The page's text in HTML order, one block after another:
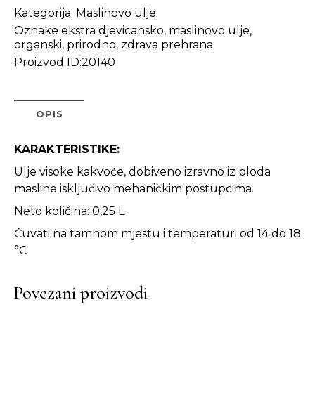
Kategorija: Maslinovo ulje
Oznake ekstra djevicansko, maslinovo ulje,
organski, prirodno, zdrava prehrana
Proizvod ID:20140
OPIS
KARAKTERISTIKE:
Ulje visoke kakvoće, dobiveno izravno iz ploda
masline isključivo mehaničkim postupcima.
Neto količina: 0,25 L
Čuvati na tamnom mjestu i temperaturi od 14 do 18
°C
Povezani proizvodi